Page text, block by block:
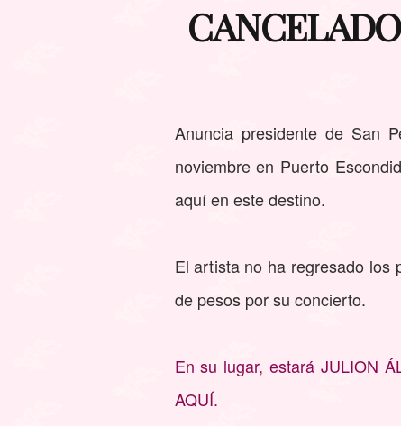
Anuncia presidente de San
noviembre en Puerto
aquí en este destino.
El artista no ha regresado los
de pesos por su concierto.
En su lugar, estará JULION
AQUÍ.